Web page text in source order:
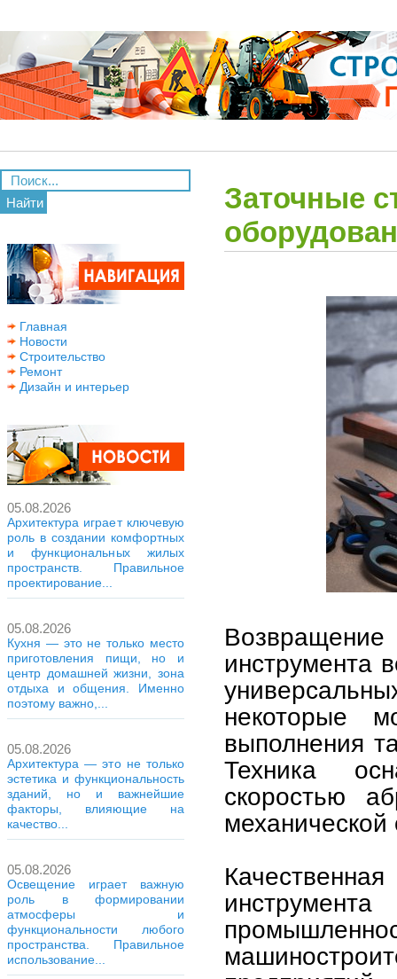
Найти
Главная
Новости
Строительство
Ремонт
Дизайн и интерьер
05.08.2026
Архитектура играет ключевую
роль в создании комфортных
и функциональных жилых
пространств. Правильное
проектирование...
05.08.2026
Кухня — это не только место
приготовления пищи, но и
центр домашней жизни, зона
отдыха и общения. Именно
поэтому важно,...
05.08.2026
Архитектура — это не только
эстетика и функциональность
зданий, но и важнейшие
факторы, влияющие на
качество...
05.08.2026
Освещение играет важную
роль в формировании
атмосферы и
функциональности любого
пространства. Правильное
использование...
Заточные
инструмента
некоторые
выполнения
Техника
скоростью